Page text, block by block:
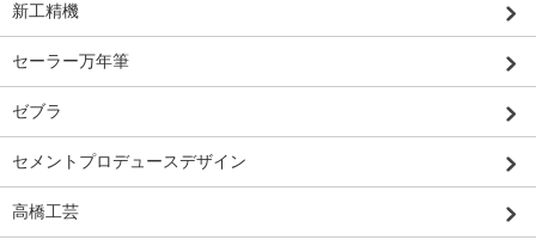
新工精機
セーラー万年筆
ゼブラ
セメントプロデュースデザイン
高橋工芸